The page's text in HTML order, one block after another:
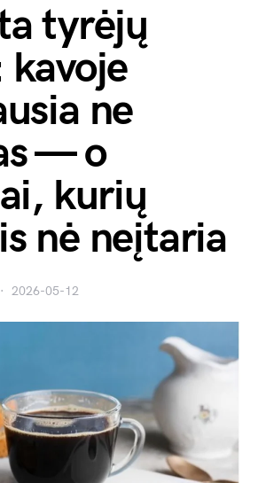
tyrėjų
kavoje
ne
— o
kurių
nė neįtaria
2026-05-12